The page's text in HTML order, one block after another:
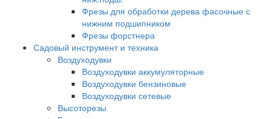
Фрезы для обработки дерева фасочные с
нижним подшипником
Фрезы форстнера
Садовый инструмент и техника
Воздуходувки
Воздуходувки аккумуляторные
Воздуходувки бензиновые
Воздуходувки сетевые
Высоторезы